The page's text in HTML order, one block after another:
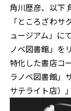
角川歴彦、以下
「ところざわ
ュージアム」に
ノベ図書館」を
特化した書店コ
ラノベ図書館」
サテライト店）